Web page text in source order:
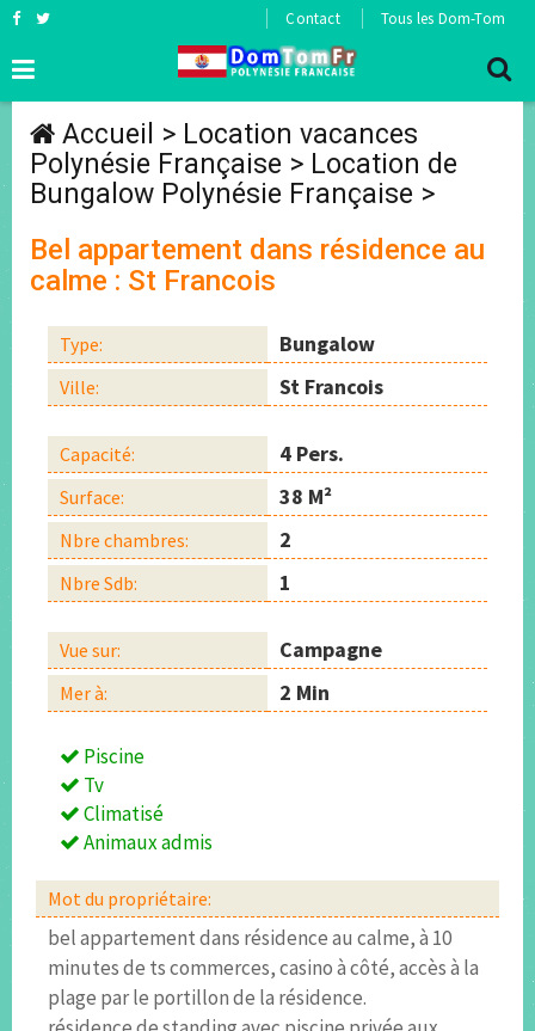
Contact Tous les Dom-Tom
Accueil > Location vacances
Polynésie Française > Location de
Bungalow Polynésie Française >
Bel appartement dans résidence au
calme : St Francois
Type: Bungalow
Ville: St Francois
Capacité: 4 Pers.
Surface: 38 M²
Nbre chambres: 2
Nbre Sdb: 1
Vue sur: Campagne
Mer à: 2 Min
Piscine
Tv
Climatisé
Animaux admis
Mot du propriétaire:
bel appartement dans résidence au calme, à 10
minutes de ts commerces, casino à côté, accès à la
plage par le portillon de la résidence.